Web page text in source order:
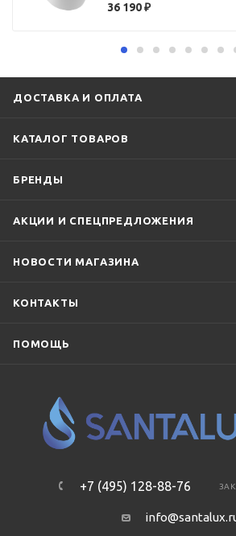
36 190₽
ДОСТАВКА И ОПЛАТА
КАТАЛОГ ТОВАРОВ
БРЕНДЫ
АКЦИИ И СПЕЦПРЕДЛОЖЕНИЯ
НОВОСТИ МАГАЗИНА
КОНТАКТЫ
ПОМОЩЬ
+7 (495) 128-88-76